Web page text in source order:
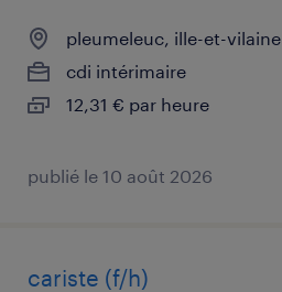
pleumeleuc, ille-et-vilaine
cdi intérimaire
12,31 € par heure
publié le 10 août 2026
cariste (f/h)